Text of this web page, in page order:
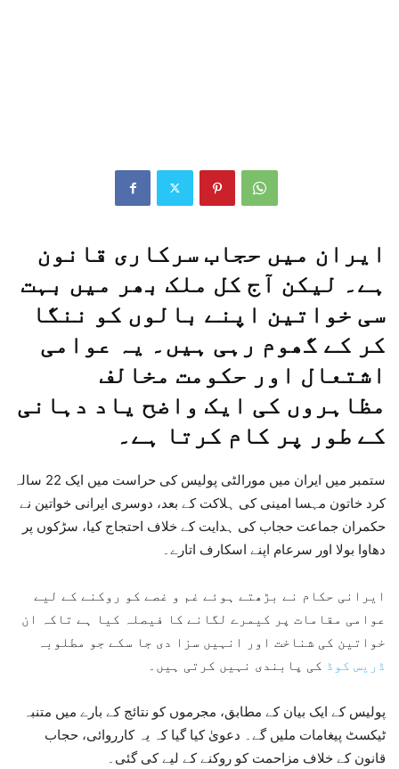
ایران میں حجاب سرکاری قانون
ہے۔ لیکن آج کل ملک بھر میں بہت
سی خواتین اپنے بالوں کو ننگا
کر کے گھوم رہی ہیں۔ یہ عوامی
اشتعال اور حکومت مخالف
مظاہروں کی ایک واضح یاد دہانی
کے طور پر کام کرتا ہے۔
ستمبر میں ایران میں مورالٹی پولیس کی حراست میں ایک 22 سالہ
کرد خاتون مہسا امینی کی ہلاکت کے بعد، دوسری ایرانی خواتین نے
حکمران جماعت حجاب کی ہدایت کے خلاف احتجاج کیا، سڑکوں پر
دھاوا بولا اور سرعام اپنے اسکارف اتارے۔
ایرانی حکام نے بڑھتے ہوئے غم و غصے کو روکنے کے لیے
عوامی مقامات پر کیمرے لگانے کا فیصلہ کیا ہے تاکہ ان
خواتین کی شناخت اور انہیں سزا دی جا سکے جو مطلوبہ
ڈریس کوڈ کی پابندی نہیں کرتی ہیں۔
پولیس کے ایک بیان کے مطابق، مجرموں کو نتائج کے بارے میں متنبہ
ٹیکسٹ پیغامات ملیں گے۔ دعویٰ کیا گیا کہ یہ کارروائی، حجاب
قانون کے خلاف مزاحمت کو روکنے کے لیے کی گئی۔